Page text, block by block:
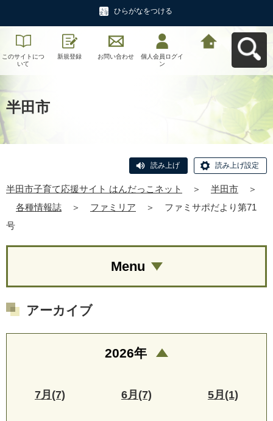
ひらがなをつける
このサイトにつ
いて
新規登録 お問い合わせ
個人会員ログイ
ン
半田市
読み上げ 読み上げ設定
半田市子育て応援サイト はんだっこネット ＞ 半田市
＞
各種情報誌
＞ ファミリア ＞
ファミサポだより第71
号
Menu
アーカイブ
2026年
7月(7) 6月(7) 5月(1)